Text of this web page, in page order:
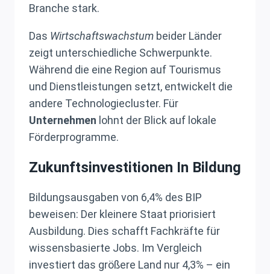
Branche stark.
Das Wirtschaftswachstum beider Länder
zeigt unterschiedliche Schwerpunkte.
Während die eine Region auf Tourismus
und Dienstleistungen setzt, entwickelt die
andere Technologiecluster. Für
Unternehmen lohnt der Blick auf lokale
Förderprogramme.
Zukunftsinvestitionen In Bildung
Bildungsausgaben von 6,4% des BIP
beweisen: Der kleinere Staat priorisiert
Ausbildung. Dies schafft Fachkräfte für
wissensbasierte Jobs. Im Vergleich
investiert das größere Land nur 4,3% – ein